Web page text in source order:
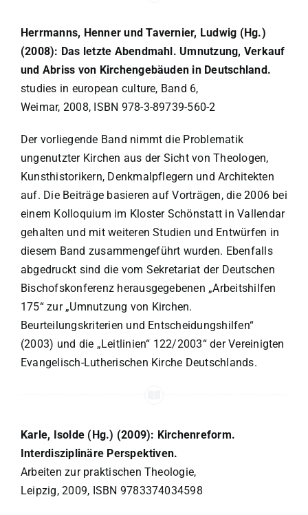
Herrmanns, Henner und Tavernier, Ludwig (Hg.)
(2008): Das letzte Abendmahl. Umnutzung, Verkauf
und Abriss von Kirchengebäuden in Deutschland.
studies in european culture, Band 6,
Weimar, 2008, ISBN 978-3-89739-560-2
Der vorliegende Band nimmt die Problematik
ungenutzter Kirchen aus der Sicht von Theologen,
Kunsthistorikern, Denkmalpflegern und Architekten
auf. Die Beiträge basieren auf Vorträgen, die 2006 bei
einem Kolloquium im Kloster Schönstatt in Vallendar
gehalten und mit weiteren Studien und Entwürfen in
diesem Band zusammengeführt wurden. Ebenfalls
abgedruckt sind die vom Sekretariat der Deutschen
Bischofskonferenz herausgegebenen „Arbeitshilfen
175“ zur „Umnutzung von Kirchen.
Beurteilungskriterien und Entscheidungshilfen“
(2003) und die „Leitlinien“ 122/2003“ der Vereinigten
Evangelisch-Lutherischen Kirche Deutschlands.
Karle, Isolde (Hg.) (2009): Kirchenreform.
Interdisziplinäre Perspektiven.
Arbeiten zur praktischen Theologie,
Leipzig, 2009, ISBN 9783374034598